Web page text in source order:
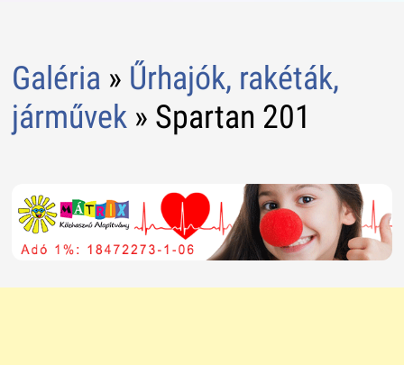
Galéria » Űrhajók, rakéták,
járművek» Spartan 201